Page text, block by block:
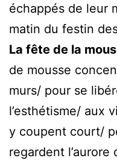
échappés de leur
matin du festin
La fête de la
de mousse
murs/ pour se
l’esthétisme/ aux
y coupent court/
regardent